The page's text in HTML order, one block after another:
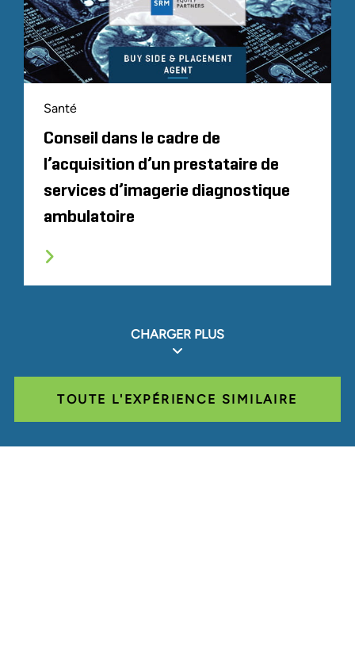
Santé
Conseil dans le cadre de
l’acquisition d’un prestataire de
services d’imagerie diagnostique
ambulatoire
CHARGER PLUS
TOUTE L'EXPÉRIENCE SIMILAIRE